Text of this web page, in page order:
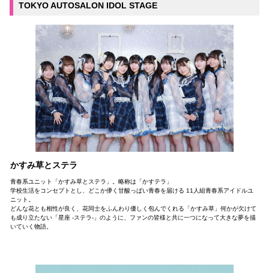
TOKYO AUTOSALON IDOL STAGE
かすみ草とステラ
青春系ユニット「かすみ草とステラ」。略称は「かすテラ」
学校生活をコンセプトとし、どこか儚く甘酸っぱい青春を届ける 11人組青春系アイドルユ
ニット。
どんな花とも相性が良く、花同士をふんわり優しく包んでくれる「かすみ草」何かが欠けて
も成り立たない「星座 -ステラ-」のように、ファンの皆様と共に一つになって大きな夢を描
いていく物語。